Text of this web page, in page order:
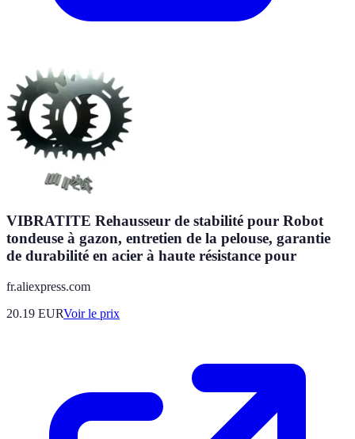
VIBRATITE Rehausseur de stabilité pour Robot
tondeuse à gazon, entretien de la pelouse, garantie
de durabilité en acier à haute résistance pour
fr.aliexpress.com
20.19 EURVoir le prix